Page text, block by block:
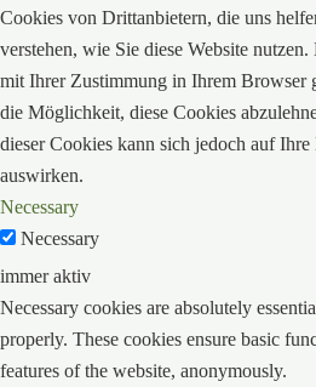
Cookies von Drittanbietern, die uns
verstehen, wie Sie diese Website
mit Ihrer Zustimmung in Ihrem Browser
die Möglichkeit, diese Cookies
dieser Cookies kann sich jedoch auf
auswirken.
Necessary
Necessary
immer aktiv
Necessary cookies are absolutely
properly. These cookies ensure basic
features of the website, anonymously.